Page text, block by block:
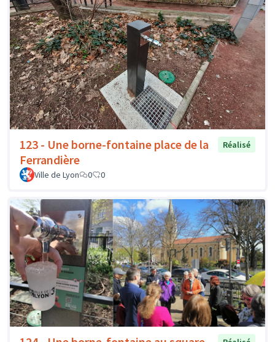
123 - Une borne-fontaine place de la
Ferrandière
Réalisé
Ville de Lyon 0 0